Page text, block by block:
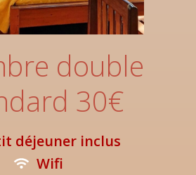
double
30€
déjeuner inclus
Wifi